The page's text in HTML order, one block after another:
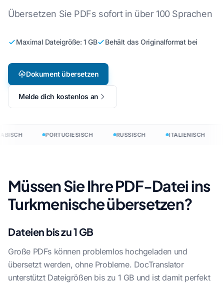
Übersetzen Sie PDFs sofort in über 100 Sprachen
Maximal Dateigröße: 1 GB Behält das Originalformat bei
Dokument übersetzen
Melde dich kostenlos an
PORTUGIESISCH RUSSISCH ITALIENISCH
Müssen Sie Ihre PDF-Datei ins
Turkmenische übersetzen?
Dateien bis zu 1 GB
Große PDFs können problemlos hochgeladen und
übersetzt werden, ohne Probleme. DocTranslator
unterstützt Dateigrößen bis zu 1 GB und ist damit perfekt